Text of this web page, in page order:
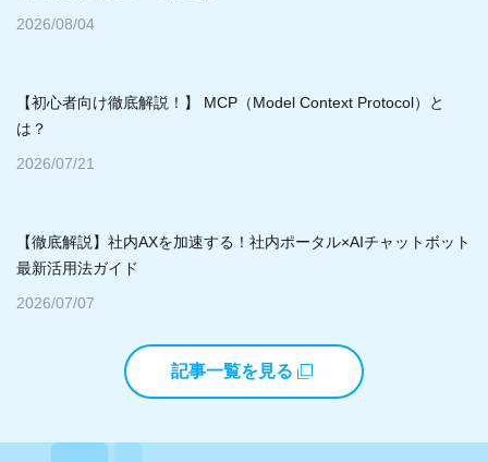
2026/08/04
【初心者向け徹底解説！】 MCP（Model Context Protocol）と
は？
2026/07/21
【徹底解説】社内AXを加速する！社内ポータル×AIチャットボット
最新活用法ガイド
2026/07/07
記事一覧を見る